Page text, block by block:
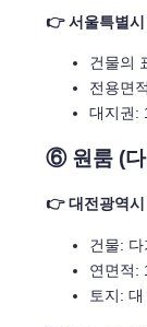
👉 서울특별
건물의
전용면
대지권:
⑥ 원룸 (다
👉 대전광역
건물: 다
연면적:
토지: